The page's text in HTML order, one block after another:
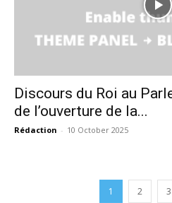
Discours du Roi au
de l’ouverture de la...
Rédaction - 10 October 2025
1 2 3